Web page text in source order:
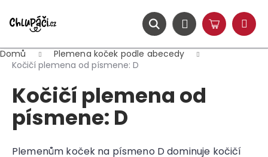
obsah
HledatPřihlášení
Nákupní
košík
Menu
Domů
Plemena koček podle abecedy
Kočičí plemena od písmene: D
Kočičí plemena od
písmene: D
Plemenům koček na písmeno D dominuje kočičí
í
ZPĚT
ZPĚT
C
p
o
t
ř